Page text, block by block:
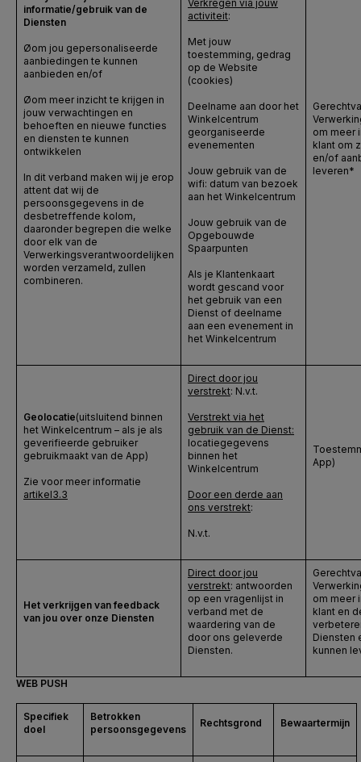
informatie/gebruik van de
Diensten
Øom jou gepersonaliseerde
aanbiedingen te kunnen
aanbieden en/of
Øom meer inzicht te krijgen in
jouw verwachtingen en
behoeften en nieuwe functies
en diensten te kunnen
ontwikkelen
In dit verband maken wij je erop
attent dat wij de
persoonsgegevens in de
desbetreffende kolom,
daaronder begrepen die welke
door elk van de
Verwerkingsverantwoordelijken
worden verzameld, zullen
combineren.
Verkregen via jouw
activiteit:
Met jouw
toestemming, gedrag
op de Website
(cookies)
Deelname aan door het
Winkelcentrum
georganiseerde
evenementen
Jouw gebruik van de
wifi: datum van bezoek
aan het Winkelcentrum
Jouw gebruik van de
Opgebouwde
Spaarpunten
Als je Klantenkaart
wordt gescand voor
het gebruik van een
Dienst of deelname
aan een evenement in
het Winkelcentrum
om meer
klant om
en/of
leveren*
Geolocatie(uitsluitend binnen
het Winkelcentrum – als je als
geverifieerde gebruiker
gebruikmaakt van de App)
Zie voor meer informatie
artikel3.3
Direct door jou
verstrekt: N.v.t.
Verstrekt via het
gebruik van de Dienst:
locatiegegevens
binnen het
Winkelcentrum
Door een derde aan
ons verstrekt:
N.v.t.
App)
Het verkrijgen van feedback
van jou over onze Diensten
Direct door jou
verstrekt: antwoorden
op een vragenlijst in
verband met de
waardering van de
door ons geleverde
Diensten.
om meer
klant en
Diensten
kunnen
WEB PUSH
Specifiek
doel
Betrokken
persoonsgegevens
Rechtsgrond Bewaartermijn